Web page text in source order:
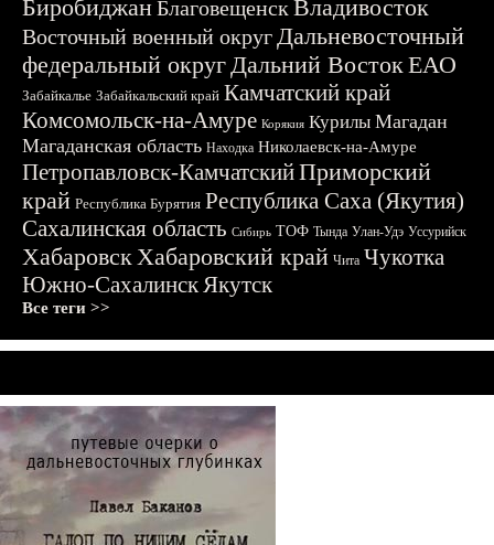
БиробиджанБлаговещенскВладивосток
Восточный военный округДальневосточный
федеральный округДальний ВостокЕАО
Забайкалье Забайкальский край Камчатский край
Комсомольск-на-Амуре Корякия Курилы Магадан
Магаданская область Находка Николаевск-на-Амуре
Петропавловск-КамчатскийПриморский
край Республика Бурятия Республика Саха (Якутия)
Сахалинская область Сибирь ТОФ Тында Улан-Удэ Уссурийск
ХабаровскХабаровский край Чита Чукотка
Южно-СахалинскЯкутск
Все теги >>